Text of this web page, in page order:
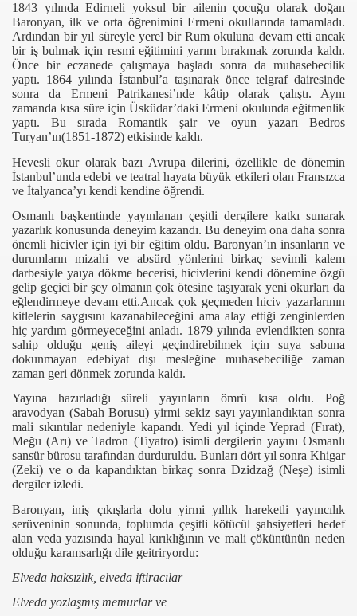
1843 yılında Edirneli yoksul bir ailenin çocuğu olarak doğan
Baronyan, ilk ve orta öğrenimini Ermeni okullarında tamamladı.
Ardından bir yıl süreyle yerel bir Rum okuluna devam etti ancak
bir iş bulmak için resmi eğitimini yarım bırakmak zorunda kaldı.
Önce bir eczanede çalışmaya başladı sonra da muhasebecilik
yaptı. 1864 yılında İstanbul’a taşınarak önce telgraf dairesinde
sonra da Ermeni Patrikanesi’nde kâtip olarak çalıştı. Aynı
zamanda kısa süre için Üsküdar’daki Ermeni okulunda eğitmenlik
yaptı. Bu sırada Romantik şair ve oyun yazarı Bedros
Turyan’ın(1851-1872) etkisinde kaldı.
Hevesli okur olarak bazı Avrupa dilerini, özellikle de dönemin
İstanbul’unda edebi ve teatral hayata büyük etkileri olan Fransızca
ve İtalyanca’yı kendi kendine öğrendi.
Osmanlı başkentinde yayınlanan çeşitli dergilere katkı sunarak
yazarlık konusunda deneyim kazandı. Bu deneyim ona daha sonra
önemli hicivler için iyi bir eğitim oldu. Baronyan’ın insanların ve
durumların mizahi ve absürd yönlerini birkaç sevimli kalem
darbesiyle yaıya dökme becerisi, hicivlerini kendi dönemine özgü
gelip geçici bir şey olmanın çok ötesine taşıyarak yeni okurları da
eğlendirmeye devam etti.Ancak çok geçmeden hiciv yazarlarının
kitlelerin saygısını kazanabileceğini ama alay ettiği zenginlerden
hiç yardım görmeyeceğini anladı. 1879 yılında evlendikten sonra
sahip olduğu geniş aileyi geçindirebilmek için suya sabuna
dokunmayan edebiyat dışı mesleğine muhasebeciliğe zaman
zaman geri dönmek zorunda kaldı.
Yayına hazırladığı süreli yayınların ömrü kısa oldu. Poğ
aravodyan (Sabah Borusu) yirmi sekiz sayı yayınlandıktan sonra
mali sıkıntılar nedeniyle kapandı. Yedi yıl içinde Yeprad (Fırat),
Meğu (Arı) ve Tadron (Tiyatro) isimli dergilerin yayını Osmanlı
sansür bürosu tarafından durduruldu. Bunları dört yıl sonra Khigar
(Zeki) ve o da kapandıktan birkaç sonra Dzidzağ (Neşe) isimli
dergiler izledi.
Baronyan, iniş çıkışlarla dolu yirmi yıllık hareketli yayıncılık
serüveninin sonunda, toplumda çeşitli kötücül şahsiyetleri hedef
alan veda yazısında hayal kırıklığının ve mali çöküntünün neden
olduğu karamsarlığı dile geitriryordu:
Elveda haksızlık, elveda iftiracılar
Elveda yozlaşmış memurlar ve